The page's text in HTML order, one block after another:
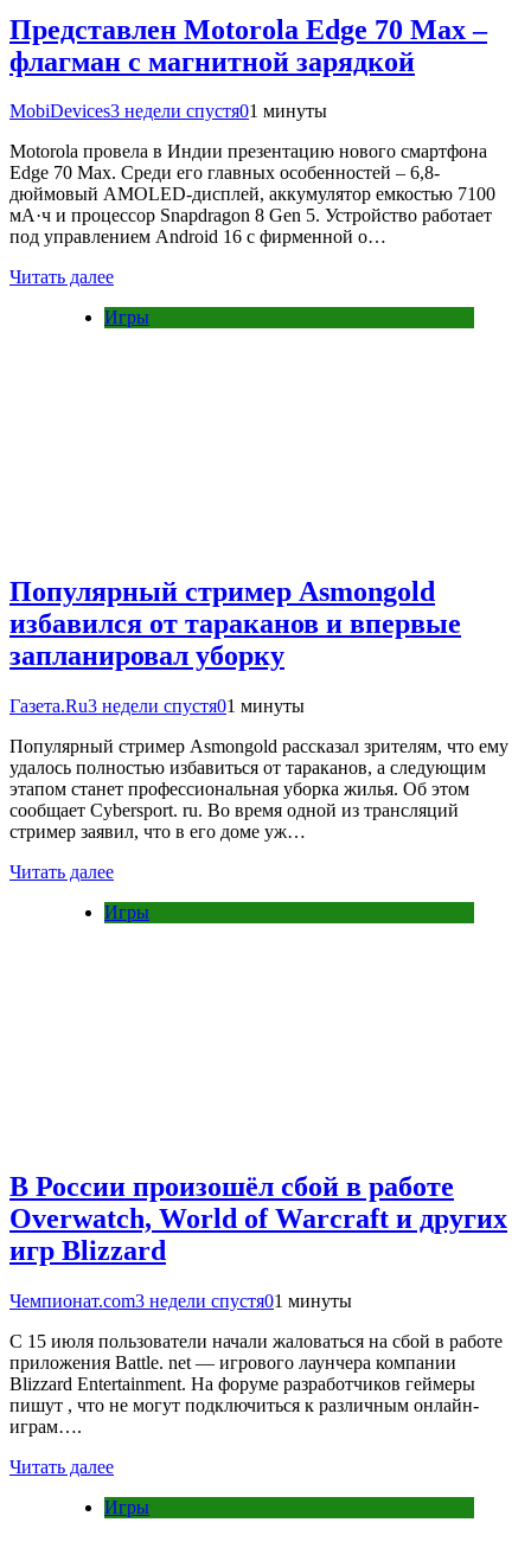
Представлен Motorola Edge 70 Max –
флагман с магнитной зарядкой
MobiDevices3 недели спустя01 минуты
Motorola провела в Индии презентацию нового смартфона
Edge 70 Max. Среди его главных особенностей – 6,8-
дюймовый AMOLED-дисплей, аккумулятор емкостью 7100
мА·ч и процессор Snapdragon 8 Gen 5. Устройство работает
под управлением Android 16 с фирменной о…
Читать далее
Игры
Популярный стример Asmongold
избавился от тараканов и впервые
запланировал уборку
Газета.Ru3 недели спустя01 минуты
Популярный стример Asmongold рассказал зрителям, что ему
удалось полностью избавиться от тараканов, а следующим
этапом станет профессиональная уборка жилья. Об этом
сообщает Cybersport. ru. Во время одной из трансляций
стример заявил, что в его доме уж…
Читать далее
Игры
В России произошёл сбой в работе
Overwatch, World of Warcraft и других
игр Blizzard
Чемпионат.com3 недели спустя01 минуты
С 15 июля пользователи начали жаловаться на сбой в работе
приложения Battle. net — игрового лаунчера компании
Blizzard Entertainment. На форуме разработчиков геймеры
пишут , что не могут подключиться к различным онлайн-
играм….
Читать далее
Игры